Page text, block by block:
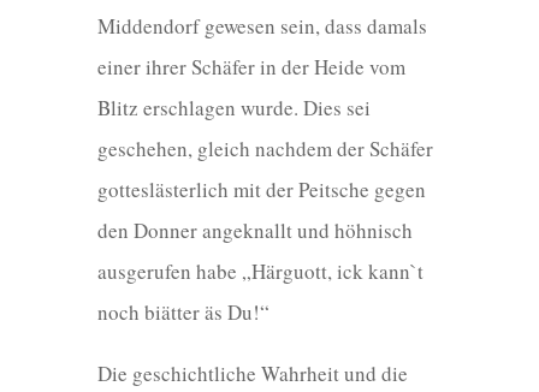
Middendorf gewesen sein, dass damals
einer ihrer Schäfer in der Heide vom
Blitz erschlagen wurde. Dies sei
geschehen, gleich nachdem der Schäfer
gotteslästerlich mit der Peitsche gegen
den Donner angeknallt und höhnisch
ausgerufen habe „Härguott, ick kann`t
noch biätter äs Du!“
Die geschichtliche Wahrheit und die